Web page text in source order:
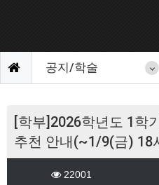
공지/학술
[학부]2026학년도 1학
추천 안내(~1/9(금) 18
22001